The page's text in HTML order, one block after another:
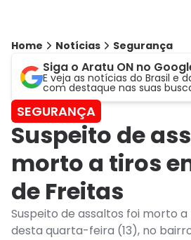
Home Notícias Segurança
Siga o Aratu ON no
E veja as notícias do Brasil e
com destaque nas suas
SEGURANÇA
Suspeito de
morto a tiros
de Freitas
Suspeito de assaltos foi morto
desta quarta-feira (13), no